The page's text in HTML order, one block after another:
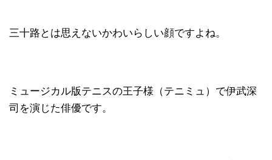
三十路とは思えないかわいらしい顔ですよね。
ミュージカル版テニスの王子様（テニミュ）で伊武深
司を演じた俳優です。